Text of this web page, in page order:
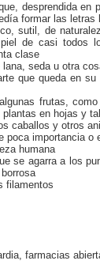
desprendida en
formar las letras
sutil, de
de casi todos
clase
lana, seda u otra
que queda en
frutas,
en hojas y
caballos y otros
poca importancia o
humana
se agarra a los
filamentos
farmacias